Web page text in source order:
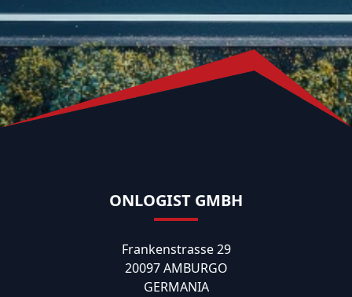
ONLOGIST GMBH
Frankenstrasse 29
20097 AMBURGO
GERMANIA